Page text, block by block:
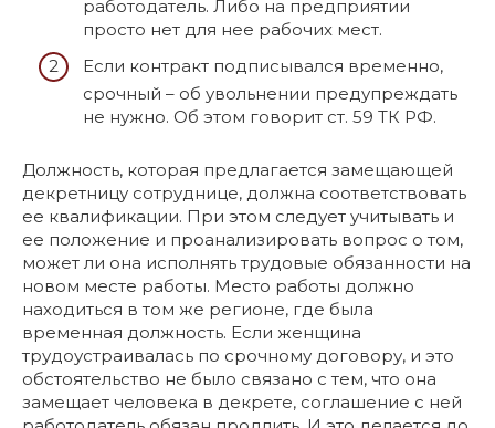
работодатель. Либо на предприятии
просто нет для нее рабочих мест.
Если контракт подписывался временно,
срочный – об увольнении предупреждать
не нужно. Об этом говорит ст. 59 ТК РФ.
Должность, которая предлагается замещающей
декретницу сотруднице, должна соответствовать
ее квалификации. При этом следует учитывать и
ее положение и проанализировать вопрос о том,
может ли она исполнять трудовые обязанности на
новом месте работы. Место работы должно
находиться в том же регионе, где была
временная должность. Если женщина
трудоустраивалась по срочному договору, и это
обстоятельство не было связано с тем, что она
замещает человека в декрете, соглашение с ней